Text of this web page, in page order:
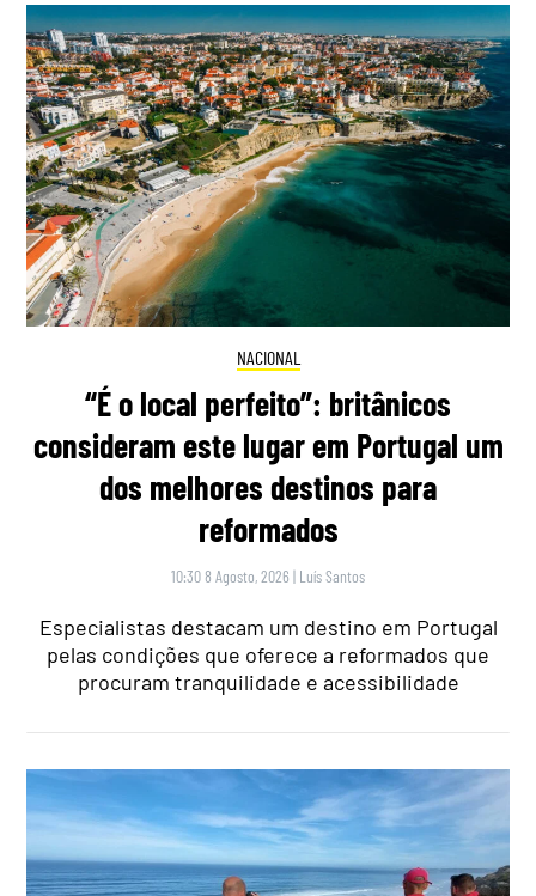
NACIONAL
“É o local perfeito”: britânicos
consideram este lugar em Portugal um
dos melhores destinos para
reformados
10:30 8 Agosto, 2026 | Luís Santos
Especialistas destacam um destino em Portugal
pelas condições que oferece a reformados que
procuram tranquilidade e acessibilidade